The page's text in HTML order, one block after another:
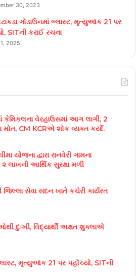
30, 2023
ગોડાઉનમાં બ્લાસ્ટ, મૃત્યુઆંક 21 પર
SITની કરાઈ રચના
2025
કેમિકલના વેરહાઉસમાં આગ લાગી, 2
CM KCRએ શોક વ્યક્ત કર્યો.
યોજના દ્વારા રાનવેરી ગામના
લાખની આર્થિક સુરક્ષા મળી
સેવા સદન ખાતે કચેરી કાર્યરત
દુઃખી, વિદ્યાર્થી અક્ષત શુક્લાએ
મૃત્યુઆંક 21 પર પહોંચ્યો, SITની